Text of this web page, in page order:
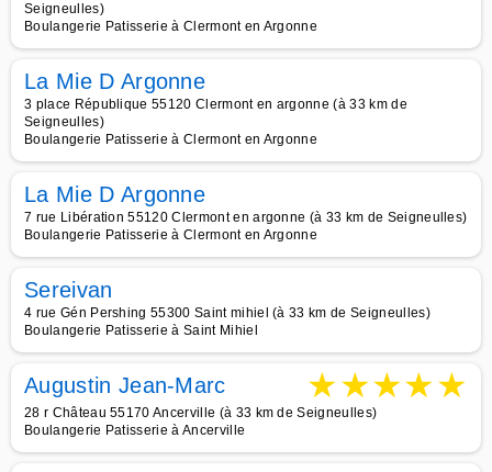
Seigneulles)
Boulangerie Patisserie à Clermont en Argonne
La Mie D Argonne
3 place République 55120 Clermont en argonne (à 33 km de
Seigneulles)
Boulangerie Patisserie à Clermont en Argonne
La Mie D Argonne
7 rue Libération 55120 Clermont en argonne (à 33 km de Seigneulles)
Boulangerie Patisserie à Clermont en Argonne
Sereivan
4 rue Gén Pershing 55300 Saint mihiel (à 33 km de Seigneulles)
Boulangerie Patisserie à Saint Mihiel
Augustin Jean-Marc ★★★★★
28 r Château 55170 Ancerville (à 33 km de Seigneulles)
Boulangerie Patisserie à Ancerville